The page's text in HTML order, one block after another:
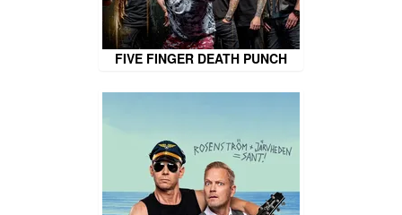
FIVE FINGER DEATH PUNCH